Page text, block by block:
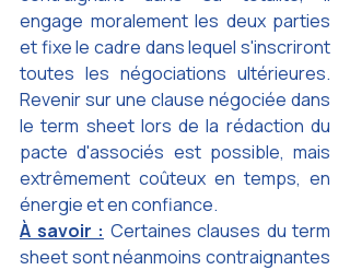
engage moralement les deux parties
et fixe le cadre dans lequel s'inscriront
toutes les négociations ultérieures.
Revenir sur une clause négociée dans
le term sheet lors de la rédaction du
pacte d'associés est possible, mais
extrêmement coûteux en temps, en
énergie et en confiance.
À savoir : Certaines clauses du term
sheet sont néanmoins contraignantes